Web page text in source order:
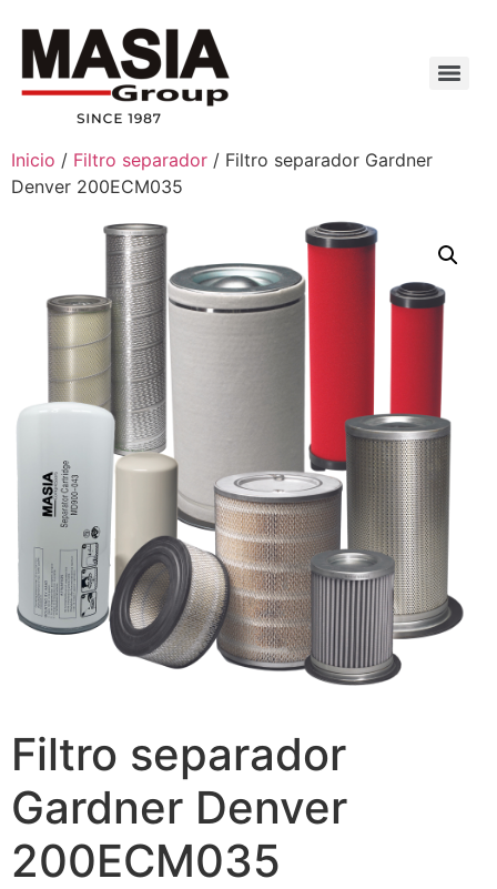
Inicio / Filtro separador / Filtro separador Gardner
Denver 200ECM035
Filtro separador
Gardner Denver
200ECM035